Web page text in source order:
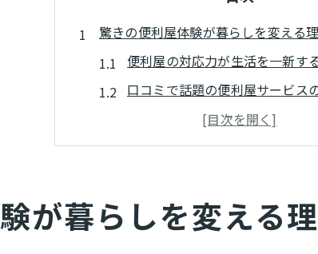
驚きの便利屋体験が暮らしを変える
便利屋の対応力が生活を一新す
口コミで話題の便利屋サービス
便利屋がもたらす安心感と衝撃
便利屋利用で見つかる日常の新
実体験からわかる便利屋サービ
暮らしの悩みを便利屋で解決する方法
が暮らしを変える